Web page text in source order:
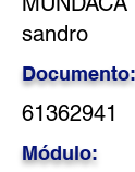
sandro
Documento:
61362941
Módulo: